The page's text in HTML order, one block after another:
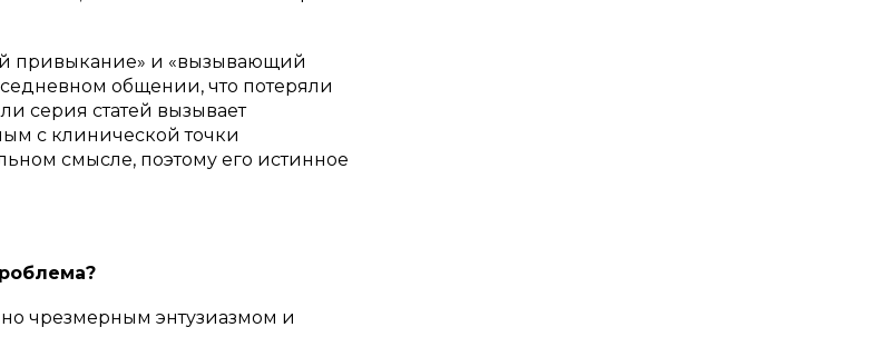
привыкание» и «вызывающий
общении, что потеряли
серия статей вызывает
с клинической точки
смысле, поэтому его истинное
чрезмерным энтузиазмом и